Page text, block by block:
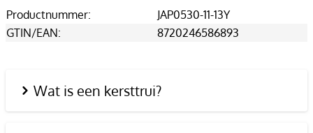
Productnummer:
JAP0530-11-13Y
GTIN/EAN:
8720246586893
Wat is een kersttrui?